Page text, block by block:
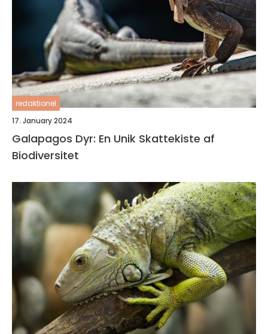
redaktionel
17. January 2024
Galapagos Dyr: En Unik Skattekiste af
Biodiversitet